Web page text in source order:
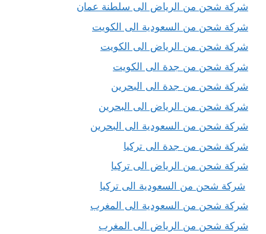
شركة شحن من الرياض الى سلطنة عمان
شركة شحن من السعودية الى الكويت
شركة شحن من الرياض الى الكويت
شركة شحن من جدة الى الكويت
شركة شحن من جدة الى البحرين
شركة شحن من الرياض الى البحرين
شركة شحن من السعودية الى البحرين
شركة شحن من جدة الى تركيا
شركة شحن من الرياض الى تركيا
شركة شحن من السعودية الى تركيا
شركة شحن من السعودية الى المغرب
شركة شحن من الرياض الى المغرب